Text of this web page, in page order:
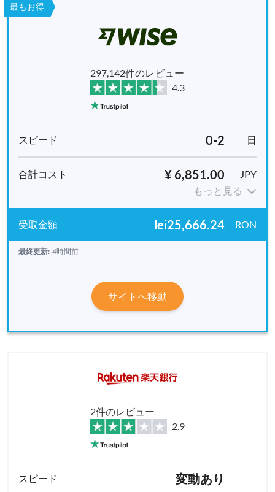
最もお得
297,142件のレビュー
4.3
0-2 日
¥ 6,851.00
JPY
もっと見る
lei25,666.24 RON
最終更新: 4時間前
サイトへ移動
2件のレビュー
2.9
変動あり